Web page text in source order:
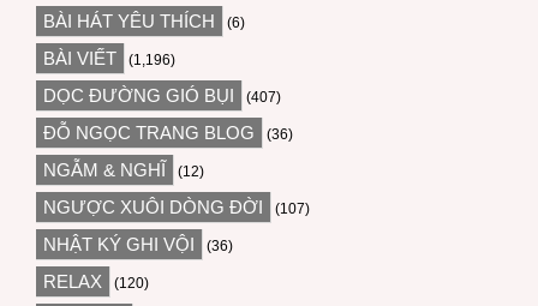
BÀI HÁT YÊU THÍCH (6)
BÀI VIẾT (1,196)
DỌC ĐƯỜNG GIÓ BỤI (407)
ĐỖ NGỌC TRANG BLOG (36)
NGẪM & NGHĨ (12)
NGƯỢC XUÔI DÒNG ĐỜI (107)
NHẬT KÝ GHI VỘI (36)
RELAX (120)